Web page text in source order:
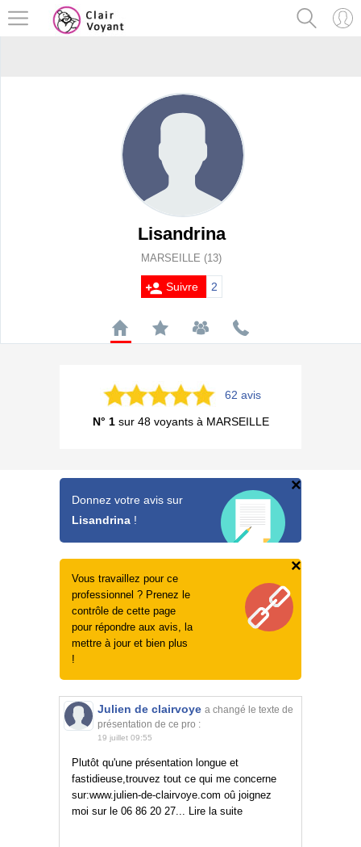
Lisandrina
MARSEILLE (13)
Suivre 2
62 avis
N° 1sur 48 voyants à MARSEILLE
×
Donnez votre avis sur
Lisandrina !
×
Vous travaillez pour ce
professionnel ? Prenez le
contrôle de cette page
pour répondre aux avis, la
mettre à jour et bien plus
!
Julien de clairvoye a changé le texte de
présentation de ce pro :
19 juillet 09:55
Plutôt qu'une présentation longue et
fastidieuse,trouvez tout ce qui me concerne
sur:www.julien-de-clairvoye.com oû joignez
moi sur le 06 86 20 27... Lire la suite